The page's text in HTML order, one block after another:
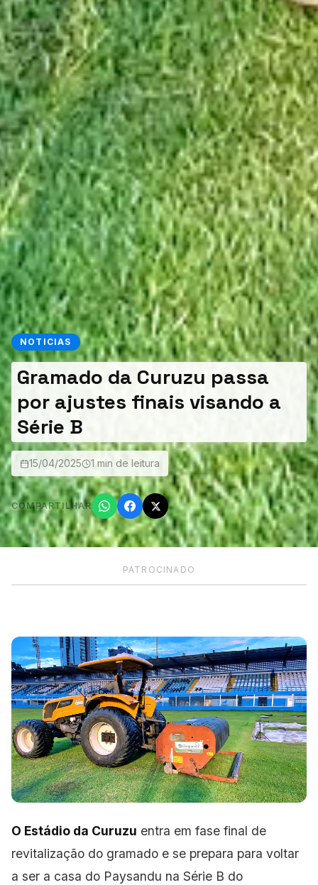
NOTICIAS
Gramado da Curuzu passa
por ajustes finais visando a
Série B
15/04/2025 1 min de leitura
COMPARTILHAR
PATROCINADO
O Estádio da Curuzu entra em fase final de
revitalização do gramado e se prepara para voltar
a ser a casa do Paysandu na Série B do